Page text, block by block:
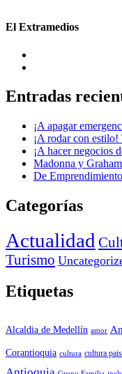
El Extramedios
Entradas
¡A apagar
¡A rodar con
¡A hacer negocios
Madonna y
De
Categorías
Actualidad
Turismo
Etiquetas
Alcaldia de Medellín amor
Corantioquia cultura cultura